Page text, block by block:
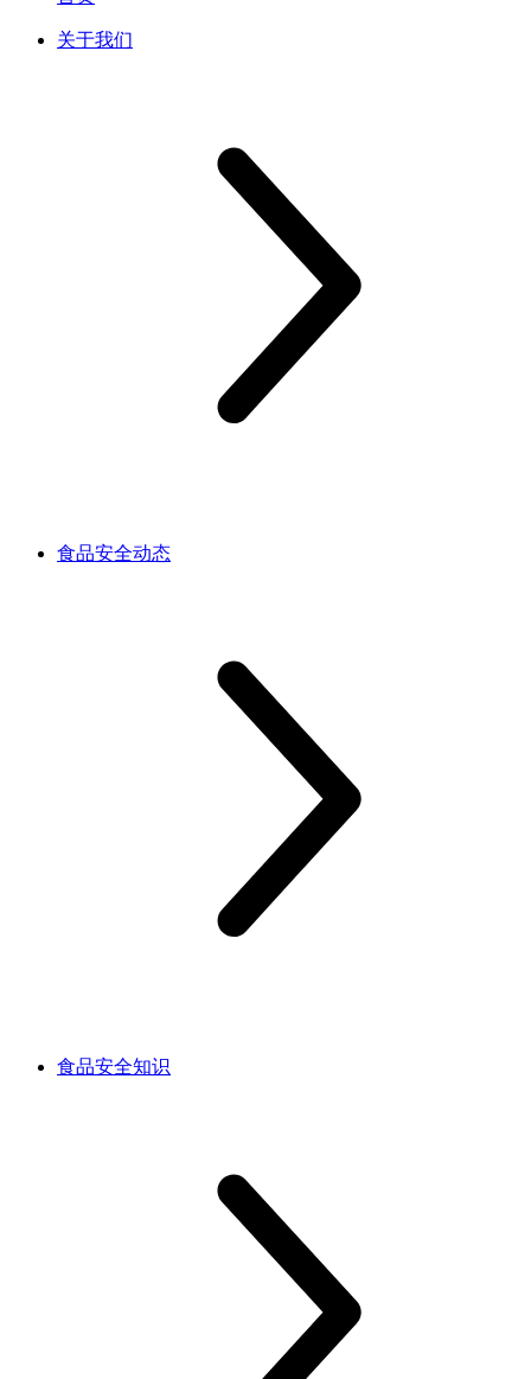
关于我们
食品安全动态
食品安全知识